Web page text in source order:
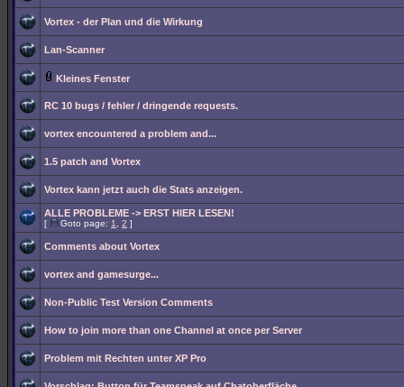
Vortex - der Plan und die Wirkung
Lan-Scanner
Kleines Fenster
RC 10 bugs / fehler / dringende requests.
vortex encountered a problem and...
1.5 patch and Vortex
Vortex kann jetzt auch die Stats anzeigen.
ALLE PROBLEME -> ERST HIER LESEN!
[ Goto page: 1 2 ]
Comments about Vortex
vortex and gamesurge...
Non-Public Test Version Comments
How to join more than one Channel at once per Server
Problem mit Rechten unter XP Pro